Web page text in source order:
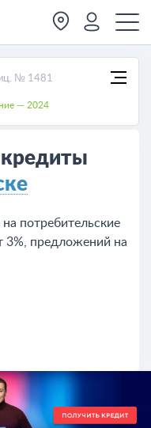
№ 1481
— 2024
кредиты
потребительские
3%, предложений на
оставьте заявку с